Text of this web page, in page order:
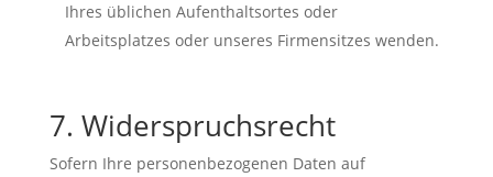
Ihres üblichen Aufenthaltsortes oder
Arbeitsplatzes oder unseres Firmensitzes wenden.
7. Widerspruchsrecht
Sofern Ihre personenbezogenen Daten auf